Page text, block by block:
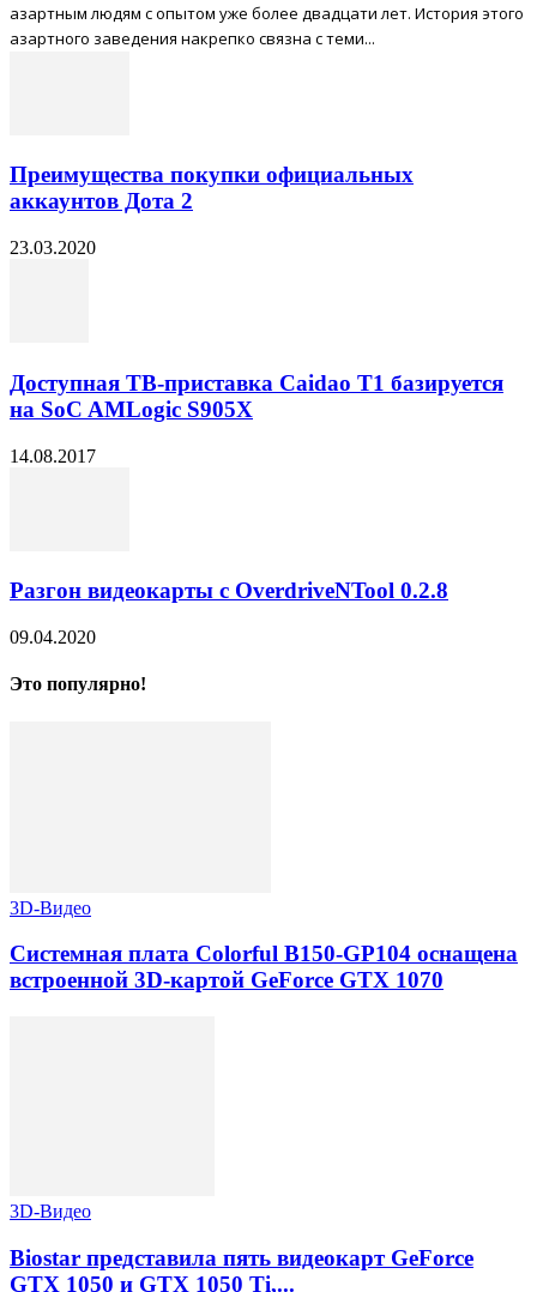
азартным людям с опытом уже более двадцати лет. История этого
азартного заведения накрепко связна с теми...
Преимущества покупки официальных
аккаунтов Дота 2
23.03.2020
Доступная ТВ-приставка Caidao T1 базируется
на SoC AMLogic S905X
14.08.2017
Разгон видеокарты с OverdriveNTool 0.2.8
09.04.2020
Это популярно!
3D-Видео
Системная плата Colorful B150-GP104 оснащена
встроенной 3D-картой GeForce GTX 1070
3D-Видео
Biostar представила пять видеокарт GeForce
GTX 1050 и GTX 1050 Ti,...